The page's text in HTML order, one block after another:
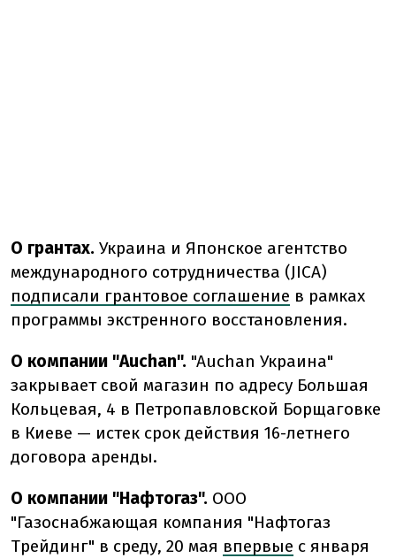
О грантах. Украина и Японское агентство
международного сотрудничества (JICA)
подписали грантовое соглашение в рамках
программы экстренного восстановления.
О компании "Auchan". "Auchan Украина"
закрывает свой магазин по адресу Большая
Кольцевая, 4 в Петропавловской Борщаговке
в Киеве — истек срок действия 16-летнего
договора аренды.
О компании "Нафтогаз". ООО
"Газоснабжающая компания "Нафтогаз
Трейдинг" в среду, 20 мая впервые с января